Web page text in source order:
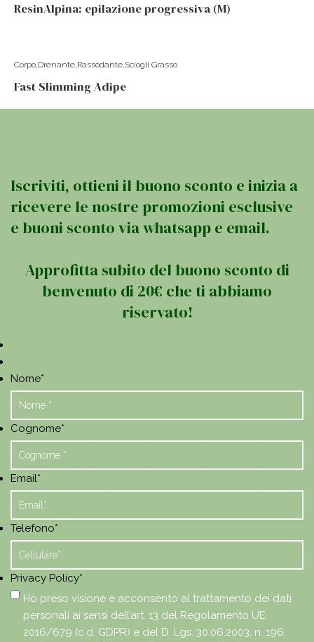
ResinAlpina: epilazione progressiva (M)
Corpo Drenante Rassodante Sciogli Grasso
Fast Slimming Adipe
Iscriviti, ottieni il buono sconto e inizia a
ricevere le nostre promozioni esclusive
e buoni sconto via whatsapp e email.
Approfitta subito del buono sconto di
benvenuto di 20€ che ti abbiamo
riservato!
Nome*
Cognome*
Email*
Telefono*
Privacy Policy*
Ho preso visione e acconsento al trattamento dei dati
personali ai sensi dell’art. 13 del Regolamento UE
2016/679 (c.d. GDPR) e del D. Lgs. 30.06.2003, n. 196,